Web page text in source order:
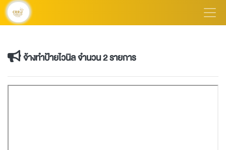
จ้างทำป้ายไวนิล จำนวน 2 รายการ